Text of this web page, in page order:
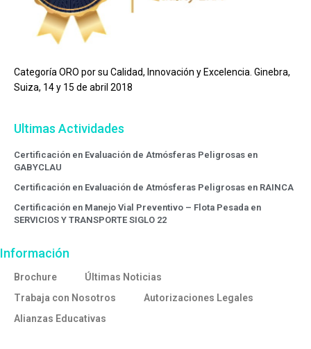
Categoría ORO por su Calidad, Innovación y Excelencia. Ginebra,
Suiza, 14 y 15 de abril 2018
Ultimas Actividades
Certificación en Evaluación de Atmósferas Peligrosas en
GABYCLAU
Certificación en Evaluación de Atmósferas Peligrosas en RAINCA
Certificación en Manejo Vial Preventivo – Flota Pesada en
SERVICIOS Y TRANSPORTE SIGLO 22
Información
Brochure
Últimas Noticias
Trabaja con Nosotros
Autorizaciones Legales
Alianzas Educativas